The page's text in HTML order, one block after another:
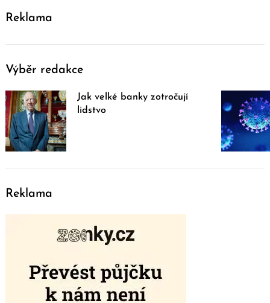
Reklama
Výběr redakce
Jak velké banky zotročují
lidstvo
Reklama